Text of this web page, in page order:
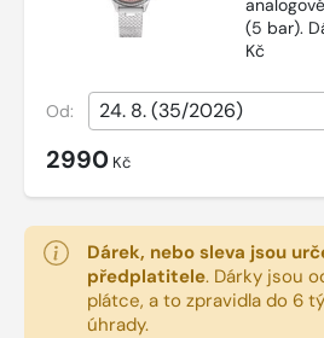
(5 bar).
Kč
Od:
2990 Kč
Dárek, nebo sleva jsou
předplatitele. Dárky jsou
plátce, a to zpravidla do 6
úhrady.